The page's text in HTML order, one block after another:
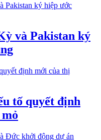
và Pakistan ký
tố quyết định